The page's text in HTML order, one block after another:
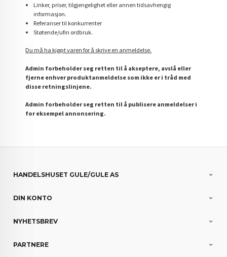
Linker, priser, tilgjengelighet eller annen tidsavhengig
informasjon.
Referanser til konkurrenter
Støtende/ufin ordbruk.
Du må ha kjøpt varen for å skrive en anmeldelse.
Admin forbeholder seg retten til å akseptere, avslå eller
fjerne enhver produktanmeldelse som ikke er i tråd med
disse retningslinjene.
Admin forbeholder seg retten til å publisere anmeldelser i
for eksempel annonsering.
HANDELSHUSET GULE/GULE AS
DIN KONTO
NYHETSBREV
PARTNERE